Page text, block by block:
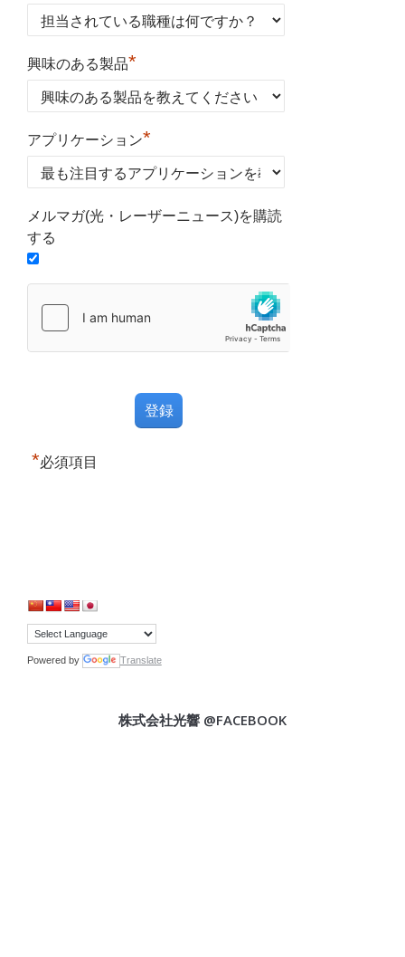
興味のある製品*
アプリケーション*
メルマガ(光・レーザーニュース)を購読
する
*必須項目
Powered by Translate
株式会社光響 @FACEBOOK